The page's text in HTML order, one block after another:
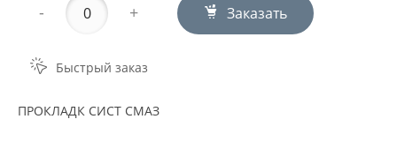
- + Заказать
Быстрый заказ
ПРОКЛАДК СИСТ СМАЗ